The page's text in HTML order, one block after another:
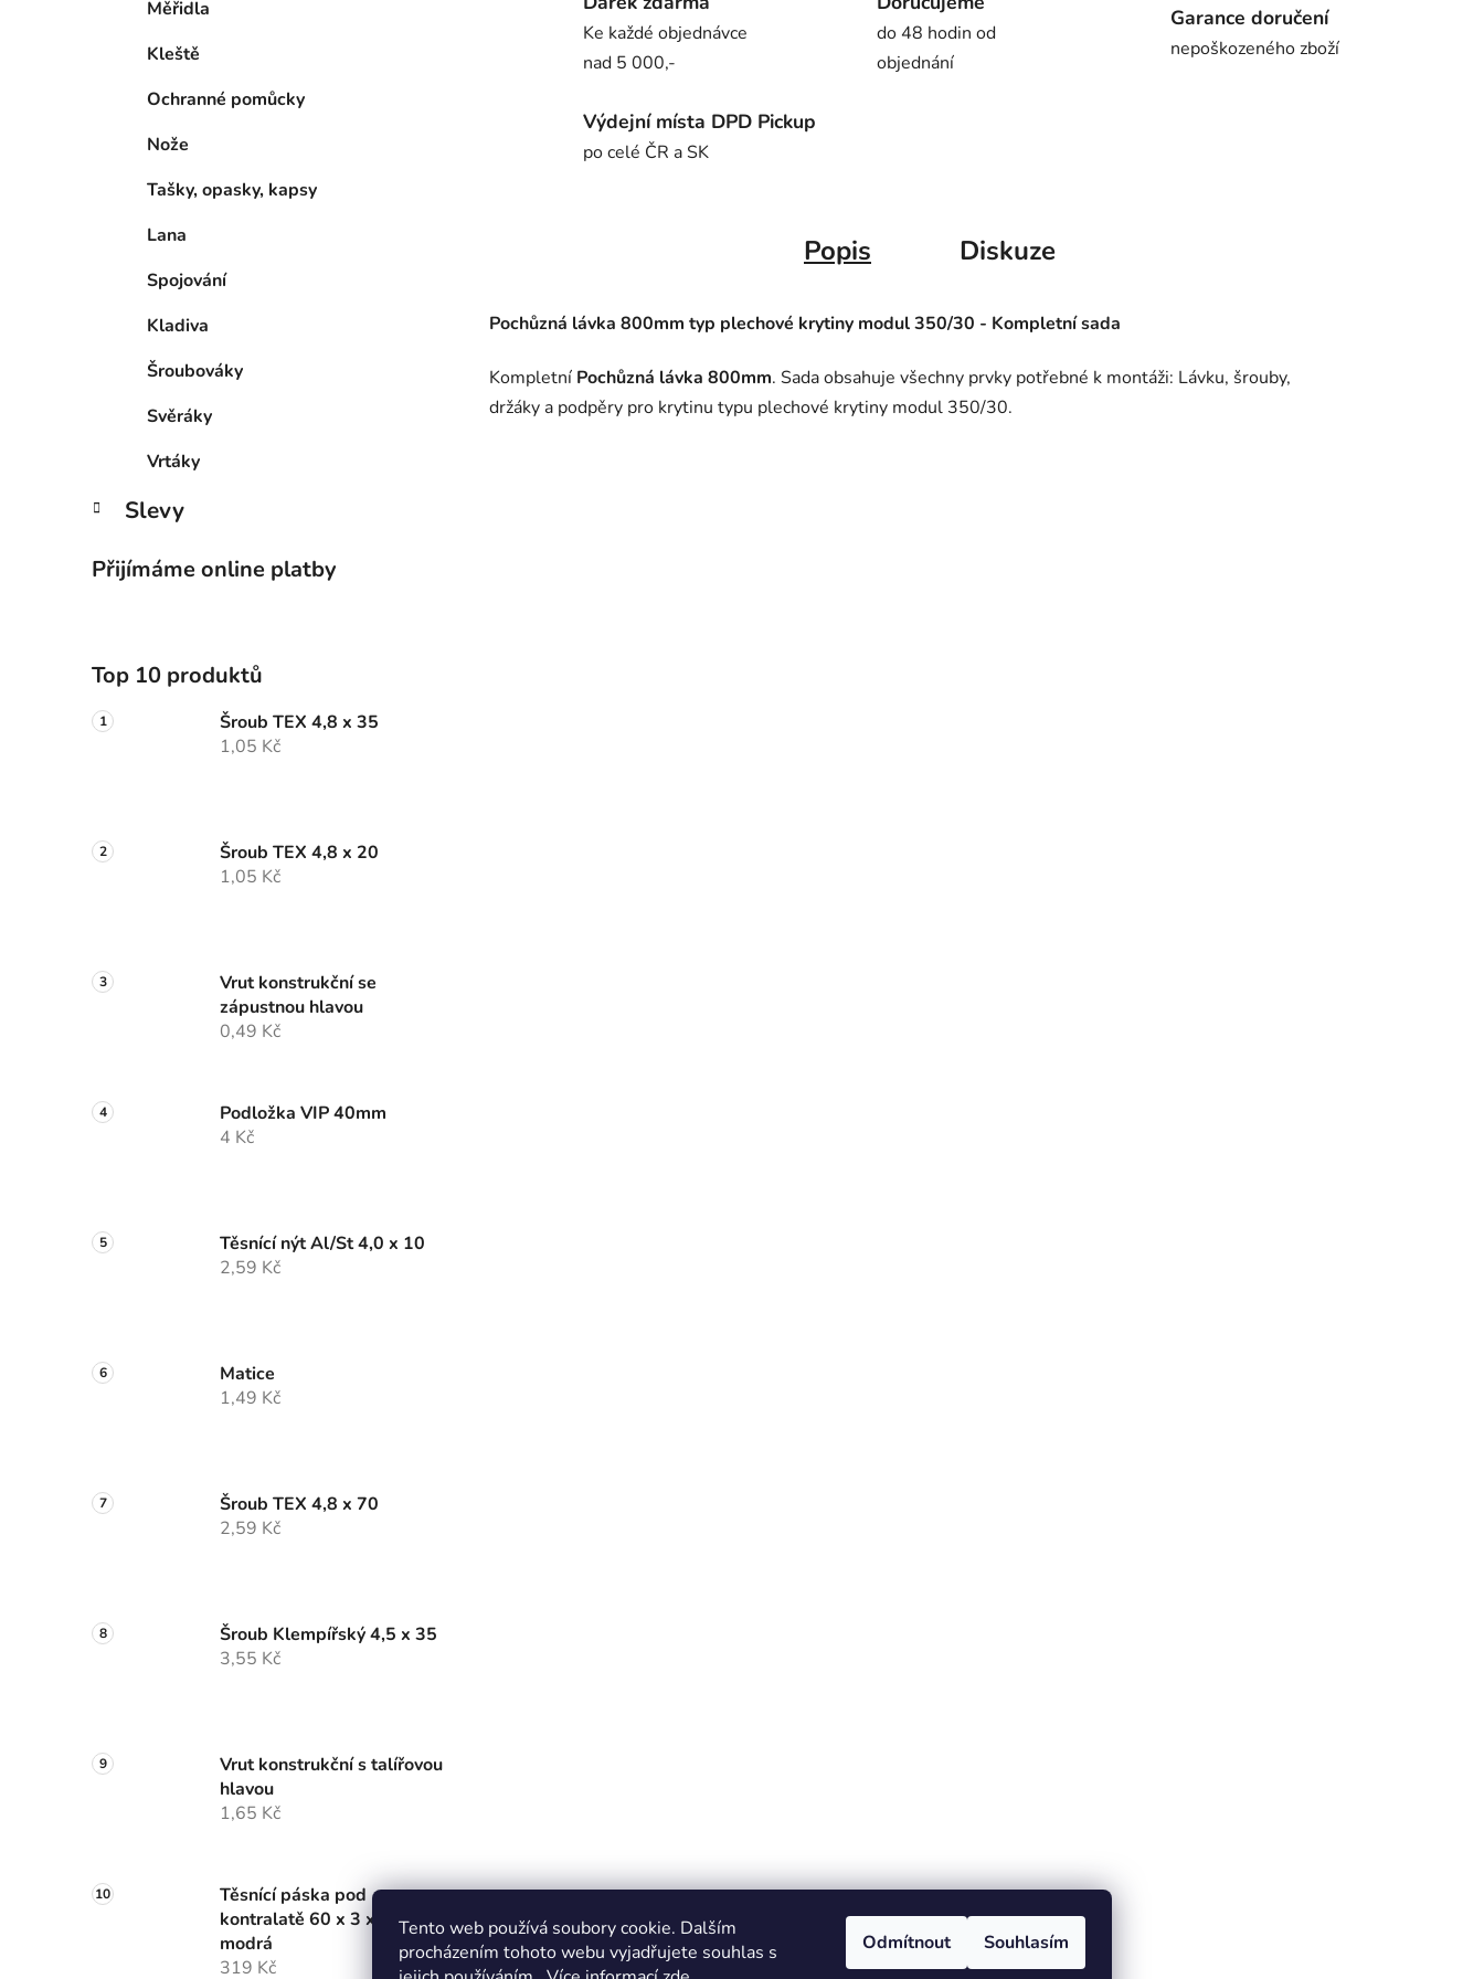
Tento web používá soubory cookie. Dalším
procházením tohoto webu vyjadřujete souhlas s
Odmítnout Souhlasím
Měřidla
Kleště
Ochranné pomůcky
Nože
Tašky, opasky, kapsy
Lana
Spojování
Kladiva
Šroubováky
Svěráky
Vrtáky
Slevy
Přijímáme online platby
Top 10 produktů
Šroub TEX 4,8 x 35
1,05 Kč
Šroub TEX 4,8 x 20
1,05 Kč
Vrut konstrukční se
zápustnou hlavou
0,49 Kč
Podložka VIP 40mm
4 Kč
Těsnící nýt Al/St 4,0 x 10
2,59 Kč
Matice
1,49 Kč
Šroub TEX 4,8 x 70
2,59 Kč
Šroub Klempířský 4,5 x 35
3,55 Kč
Vrut konstrukční s talířovou
hlavou
1,65 Kč
Těsnící páska pod
kontralatě 60 x 3 x 30m
modrá
319 Kč
Ke každé objednávce
nad 5 000,-
do 48 hodin od
objednání
Garance doručení
nepoškozeného zboží
Výdejní místa DPD Pickup
po celé ČR a SK
Popis Diskuze
Pochůzná lávka 800mm typ plechové krytiny modul 350/30 - Kompletní sada
Kompletní Pochůzná lávka 800mm. Sada obsahuje všechny prvky potřebné k montáži: Lávku, šrouby,
držáky a podpěry pro krytinu typu plechové krytiny modul 350/30.